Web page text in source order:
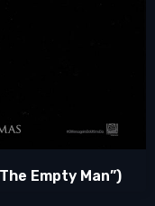
Empty Man”)